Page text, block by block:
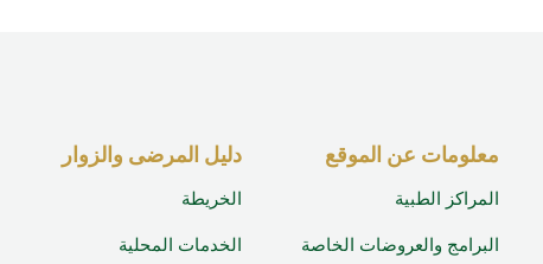
معلومات عن الموقع
المراكز الطبية
البرامج والعروضات الخاصة
دليل المرضى والزوار
الخريطة
الخدمات المحلية